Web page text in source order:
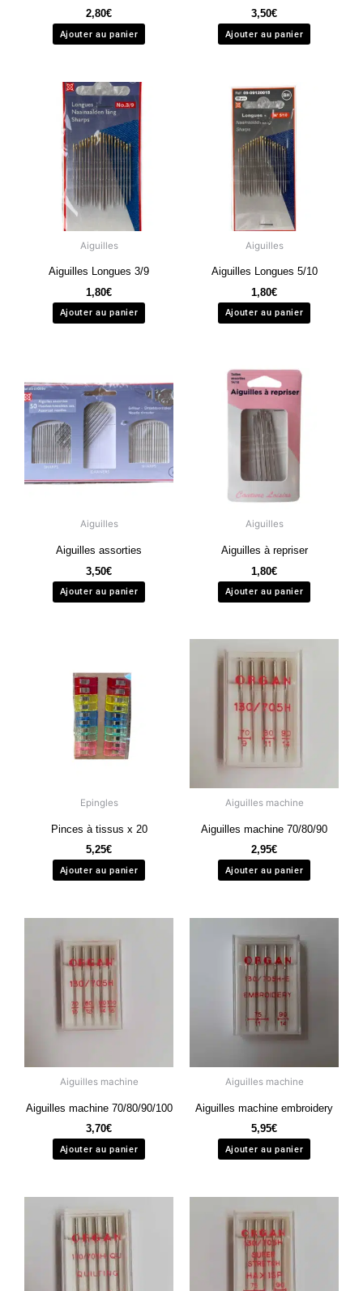
2,80€
Ajouter au panier
3,50€
Ajouter au panier
Aiguilles
Aiguilles Longues 3/9
1,80€
Ajouter au panier
Aiguilles
Aiguilles Longues 5/10
1,80€
Ajouter au panier
Aiguilles
Aiguilles assorties
3,50€
Ajouter au panier
Aiguilles
Aiguilles à repriser
1,80€
Ajouter au panier
Epingles
Pinces à tissus x 20
5,25€
Ajouter au panier
Aiguilles machine
Aiguilles machine 70/80/90
2,95€
Ajouter au panier
Aiguilles machine
Aiguilles machine 70/80/90/100
3,70€
Ajouter au panier
Aiguilles machine
Aiguilles machine embroidery
5,95€
Ajouter au panier